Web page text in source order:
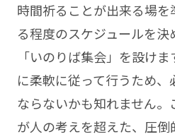
時間祈ることが出来る場
る程度のスケジュールを
「いのりば集会」を設け
に柔軟に従って行うため
ならないかも知れません。
が人の考えを超えた、圧